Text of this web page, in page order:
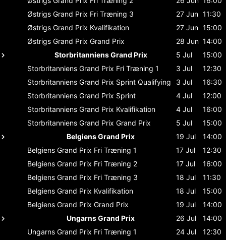
Østrigs Grand Prix Fri Træning 3 27 Jun 11:30
Østrigs Grand Prix Kvalifikation 27 Jun 15:00
Østrigs Grand Prix Grand Prix 28 Jun 14:00
Storbritanniens Grand Prix
5 Jul
15:00
Storbritanniens Grand Prix Fri Træning 1 3 Jul
12:30
Storbritanniens Grand Prix Sprint Qualifying 3 Jul
16:30
Storbritanniens Grand Prix Sprint 4 Jul
12:00
Storbritanniens Grand Prix Kvalifikation 4 Jul
16:00
Storbritanniens Grand Prix Grand Prix 5 Jul
15:00
Belgiens Grand Prix
19 Jul
14:00
Belgiens Grand Prix Fri Træning 1 17 Jul
12:30
Belgiens Grand Prix Fri Træning 2 17 Jul
16:00
Belgiens Grand Prix Fri Træning 3 18 Jul
11:30
Belgiens Grand Prix Kvalifikation 18 Jul
15:00
Belgiens Grand Prix Grand Prix 19 Jul
14:00
Ungarns Grand Prix
26 Jul
14:00
Ungarns Grand Prix Fri Træning 1 24 Jul
12:30